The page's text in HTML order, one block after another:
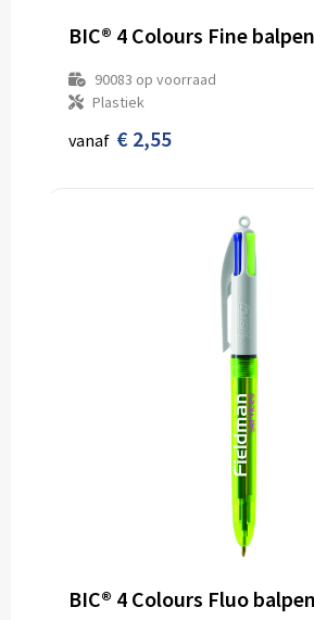
BIC® 4 Colours Fine balpen
90083 op voorraad
Plastiek
vanaf € 2,55
BIC® 4 Colours Fluo balpen